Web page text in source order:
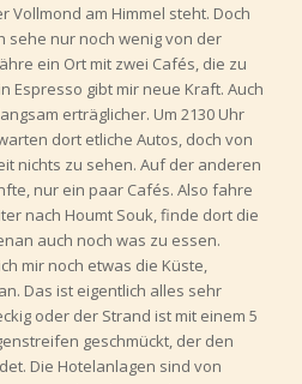
Vollmond am Himmel steht. Doch
sehe nur noch wenig von der
ein Ort mit zwei Cafés, die zu
Espresso gibt mir neue Kraft. Auch
erträglicher. Um 2130 Uhr
dort etliche Autos, doch von
nichts zu sehen. Auf der anderen
nur ein paar Cafés. Also fahre
nach Houmt Souk, finde dort die
auch noch was zu essen.
mir noch etwas die Küste,
Das ist eigentlich alles sehr
oder der Strand ist mit einem 5
geschmückt, der den
Die Hotelanlagen sind von